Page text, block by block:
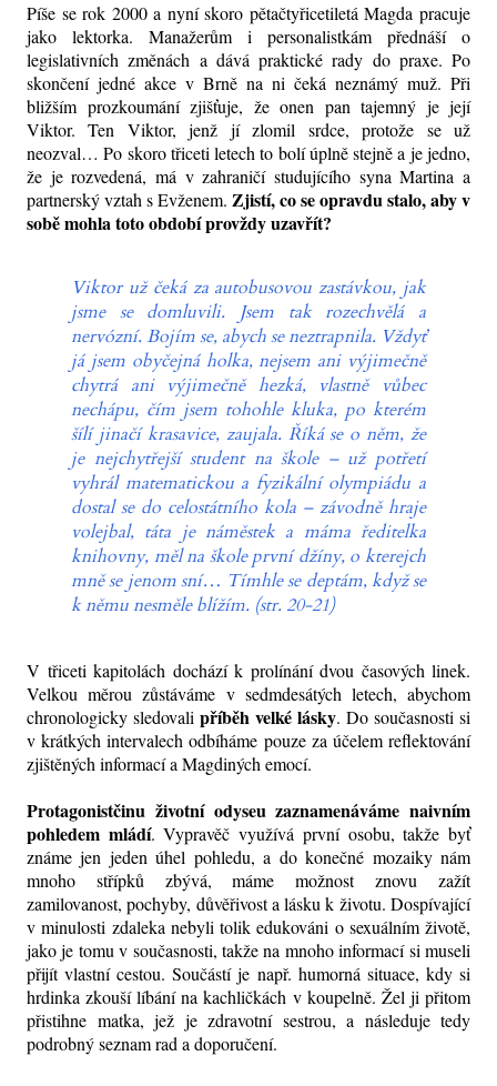
Píše se rok 2000 a nyní skoro pětačtyřicetiletá Magda pracuje
jako lektorka. Manažerům i personalistkám přednáší o
legislativních změnách a dává praktické rady do praxe. Po
skončení jedné akce v Brně na ni čeká neznámý muž. Při
bližším prozkoumání zjišťuje, že onen pan tajemný je její
Viktor. Ten Viktor, jenž jí zlomil srdce, protože se už
neozval… Po skoro třiceti letech to bolí úplně stejně a je jedno,
že je rozvedená, má v zahraničí studujícího syna Martina a
partnerský vztah s Evženem. Zjistí, co se opravdu stalo, aby v
sobě mohla toto období provždy uzavřít?
Viktor už čeká za autobusovou zastávkou, jak
jsme se domluvili. Jsem tak rozechvělá a
nervózní. Bojím se, abych se neztrapnila. Vždyť
já jsem obyčejná holka, nejsem ani výjimečně
chytrá ani výjimečně hezká, vlastně vůbec
nechápu, čím jsem tohohle kluka, po kterém
šílí jinačí krasavice, zaujala. Říká se o něm, že
je nejchytřejší student na škole – už potřetí
vyhrál matematickou a fyzikální olympiádu a
dostal se do celostátního kola – závodně hraje
volejbal, táta je náměstek a máma ředitelka
knihovny, měl na škole první džíny, o kterejch
mně se jenom sní… Tímhle se deptám, když se
k němu nesměle blížím. (str. 20-21)
V třiceti kapitolách dochází k prolínání dvou časových linek.
Velkou měrou zůstáváme v sedmdesátých letech, abychom
chronologicky sledovali příběh velké lásky. Do současnosti si
v krátkých intervalech odbíháme pouze za účelem reflektování
zjištěných informací a Magdiných emocí.
Protagonistčinu životní odyseu zaznamenáváme naivním
pohledem mládí. Vypravěč využívá první osobu, takže byť
známe jen jeden úhel pohledu, a do konečné mozaiky nám
mnoho střípků zbývá, máme možnost znovu zažít
zamilovanost, pochyby, důvěřivost a lásku k životu. Dospívající
v minulosti zdaleka nebyli tolik edukováni o sexuálním životě,
jako je tomu v současnosti, takže na mnoho informací si museli
přijít vlastní cestou. Součástí je např. humorná situace, kdy si
hrdinka zkouší líbání na kachličkách v koupelně. Žel ji přitom
přistihne matka, jež je zdravotní sestrou, a následuje tedy
podrobný seznam rad a doporučení.